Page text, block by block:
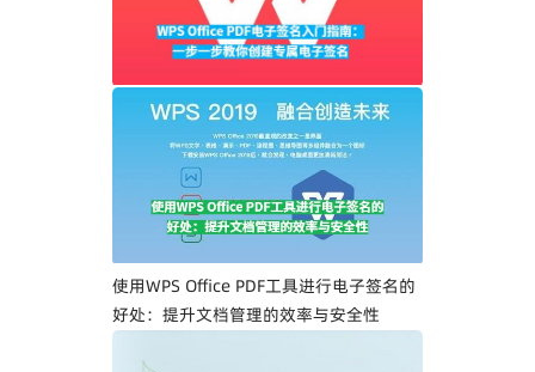
WPS Office PDF电子签名入门指南：一步
一步教你创建专属电子签名
使用WPS Office PDF工具进行电子签名的
好处：提升文档管理的效率与安全性